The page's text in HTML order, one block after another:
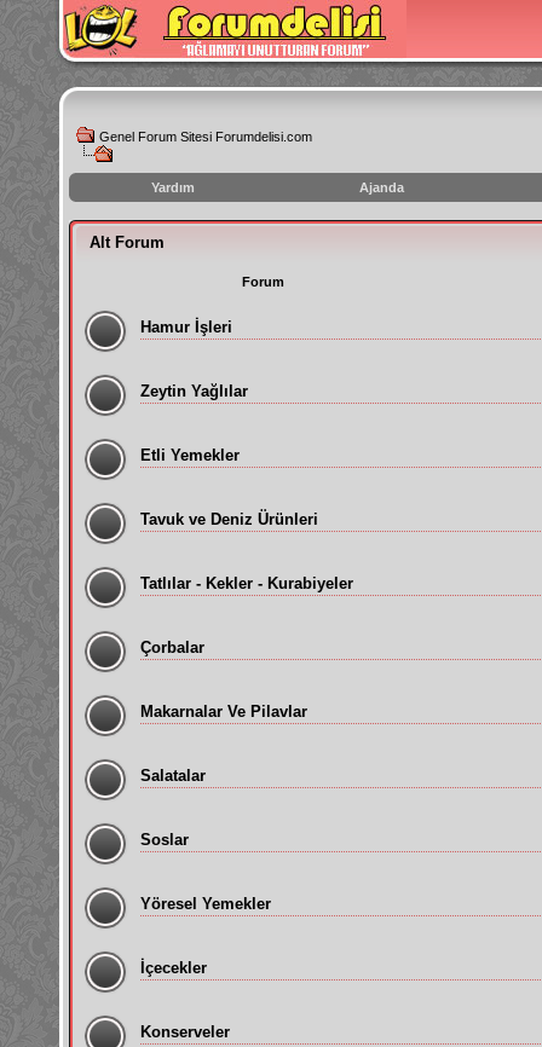
Genel Forum Sitesi Forumdelisi.com
Yardım Ajanda
instagram
izlenme
Alt Forum
Forum
Hamur İşleri
Zeytin Yağlılar
Etli Yemekler
Tavuk ve Deniz Ürünleri
Tatlılar - Kekler - Kurabiyeler
Çorbalar
Makarnalar Ve Pilavlar
Salatalar
Soslar
Yöresel Yemekler
İçecekler
Konserveler